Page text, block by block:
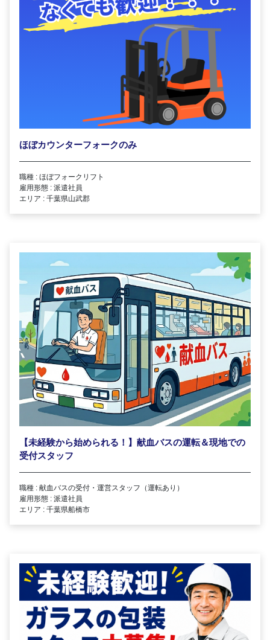
ほぼカウンターフォークのみ
職種 : ほぼフォークリフト
雇用形態 : 派遣社員
エリア : 千葉県山武郡
【未経験から始められる！】献血バスの運転＆現地での
受付スタッフ
職種 : 献血バスの受付・運営スタッフ（運転あり）
雇用形態 : 派遣社員
エリア : 千葉県船橋市